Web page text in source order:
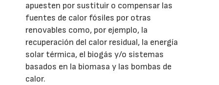
apuesten por sustituir o compensar las
fuentes de calor fósiles por otras
renovables como, por ejemplo, la
recuperación del calor residual, la energía
solar térmica, el biogás y/o sistemas
basados en la biomasa y las bombas de
calor.